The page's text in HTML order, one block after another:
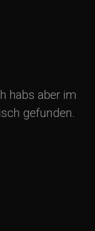
habs aber im
gefunden.